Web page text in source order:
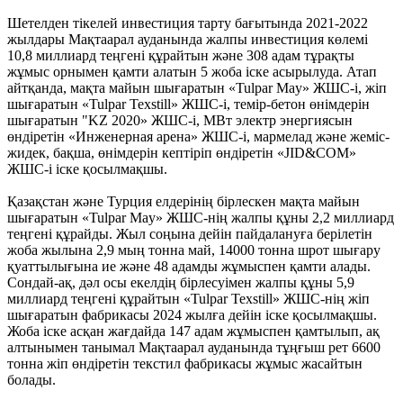
Шетелден тікелей инвестиция тарту бағытында 2021-2022
жылдары Мақтаарал ауданында жалпы инвестиция көлемі
10,8 миллиард теңгені құрайтын және 308 адам тұрақты
жұмыс орнымен қамти алатын 5 жоба іске асырылуда. Атап
айтқанда, мақта майын шығаратын «Tulpar May» ЖШС-і, жіп
шығаратын «Tulpar Texstill» ЖШС-і, темір-бетон өнімдерін
шығаратын "KZ 2020» ЖШС-і, МВт электр энергиясын
өндіретін «Инженерная арена» ЖШС-і, мармелад және жеміс-
жидек, бақша, өнімдерін кептіріп өндіретін «JID&COM»
ЖШС-і іске қосылмақшы.
Қазақстан және Турция елдерінің бірлескен мақта майын
шығаратын «Tulpar May» ЖШС-нің жалпы құны 2,2 миллиард
теңгені құрайды. Жыл соңына дейін пайдалануға берілетін
жоба жылына 2,9 мың тонна май, 14000 тонна шрот шығару
қуаттылығына ие және 48 адамды жұмыспен қамти алады.
Сондай-ақ, дәл осы екелдің бірлесуімен жалпы құны 5,9
миллиард теңгені құрайтын «Tulpar Texstill» ЖШС-нің жіп
шығаратын фабрикасы 2024 жылға дейін іске қосылмақшы.
Жоба іске асқан жағдайда 147 адам жұмыспен қамтылып, ақ
алтынымен танымал Мақтаарал ауданында тұңғыш рет 6600
тонна жіп өндіретін текстил фабрикасы жұмыс жасайтын
болады.